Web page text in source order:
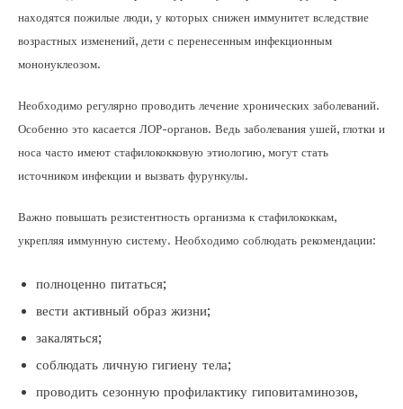
находятся пожилые люди, у которых снижен иммунитет вследствие
возрастных изменений, дети с перенесенным инфекционным
мононуклеозом.
Необходимо регулярно проводить лечение хронических заболеваний.
Особенно это касается ЛОР-органов. Ведь заболевания ушей, глотки и
носа часто имеют стафилококковую этиологию, могут стать
источником инфекции и вызвать фурункулы.
Важно повышать резистентность организма к стафилококкам,
укрепляя иммунную систему. Необходимо соблюдать рекомендации:
полноценно питаться;
вести активный образ жизни;
закаляться;
соблюдать личную гигиену тела;
проводить сезонную профилактику гиповитаминозов,